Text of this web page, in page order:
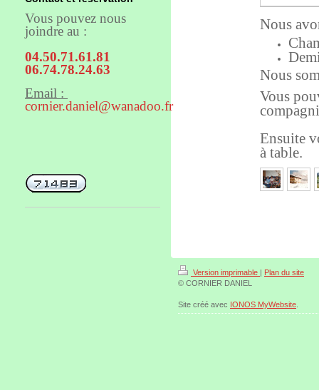
Nous
Nous
Vous
Ensuite
à table.
Vous pouvez nous
joindre au :
04.50.71.61.81
06.74.78.24.63
Email :
cornier.daniel@wanadoo.fr
Version imprimable | Plan du site
© CORNIER DANIEL
Site créé avec IONOS MyWebsite